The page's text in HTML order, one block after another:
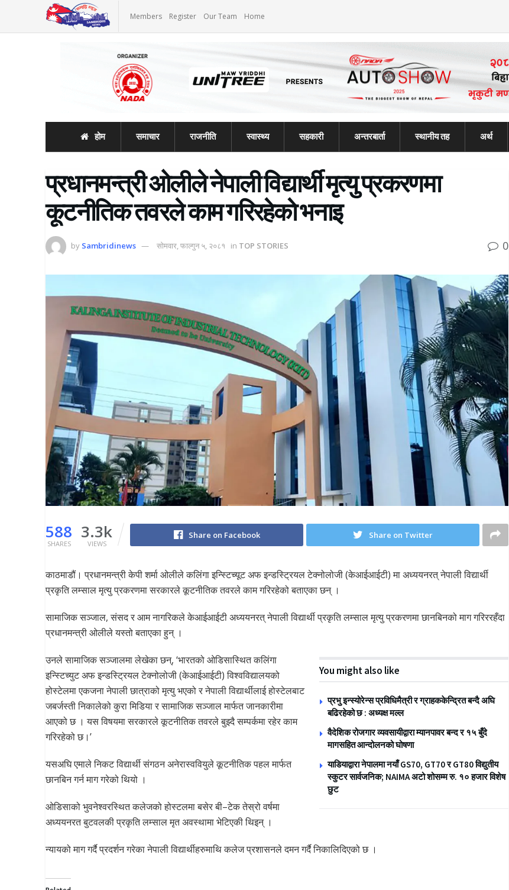
Members Register Our Team Home
होम समाचार राजनीति स्वास्थ्य सहकारी अन्तरबार्ता स्थानीय तह अर्थ
प्रधानमन्त्री ओलीले नेपाली विद्यार्थी मृत्यु प्रकरणमा
कूटनीतिक तवरले काम गरिरहेकाे भनाइ
by Sambridinews सोमवार, फाल्गुन ५, २०८१ in TOP STORIES 0
588
SHARES
3.3k
VIEWS
Share on Facebook Share on Twitter
काठमाडौं। प्रधानमन्त्री केपी शर्मा ओलीले कलिंगा इन्स्टिच्यूट अफ इन्डस्ट्रियल टेक्नोलोजी (केआईआईटी) मा अध्ययनरत् नेपाली विद्यार्थी
प्रकृति लम्साल मृत्यु प्रकरणमा सरकारले कूटनीतिक तवरले काम गरिरहेको बताएका छन् ।
सामाजिक सञ्जाल, संसद र आम नागरिकले केआईआईटी अध्ययनरत् नेपाली विद्यार्थी प्रकृति लम्साल मृत्यु प्रकरणमा छानबिनको माग गरिररहँदा
प्रधानमन्त्री ओलीले यस्तो बताएका हुन् ।
You might also like
प्रभु इन्स्योरेन्स प्रविधिमैत्री र ग्राहककेन्द्रित बन्दै अघि
बढिरहेको छ : अध्यक्ष मल्ल
वैदेशिक रोजगार व्यवसायीद्वारा म्यानपावर बन्द र १५ बुँदे
मागसहित आन्दोलनको घोषणा
याडियाद्वारा नेपालमा नयाँ GS70, GT70 र GT80 विद्युतीय
स्कुटर सार्वजनिक; NAIMA अटो शोसम्म रु. १० हजार विशेष
छुट
उनले सामाजिक सञ्जालमा लेखेका छन्, ‘भारतको ओडिसास्थित कलिंगा
इन्स्टिच्युट अफ इन्डस्ट्रियल टेक्नोलोजी (केआईआईटी) विश्वविद्यालयको
होस्टेलमा एकजना नेपाली छात्राको मृत्यु भएको र नेपाली विद्यार्थीलाई होस्टेलबाट
जबर्जस्ती निकालेको कुरा मिडिया र सामाजिक सञ्जाल मार्फत जानकारीमा
आएको छ । यस विषयमा सरकारले कूटनीतिक तवरले बुझ्दै सम्पर्कमा रहेर काम
गरिरहेको छ।’
यसअघि एमाले निकट विद्यार्थी संगठन अनेरास्ववियुले कूटनीतिक पहल मार्फत
छानबिन गर्न माग गरेको थियो ।
ओडिसाको भुवनेश्वरस्थित कलेजको होस्टलमा बसेर बी–टेक तेस्रो वर्षमा
अध्ययनरत बुटवलकी प्रकृति लम्साल मृत अवस्थामा भेटिएकी थिइन् ।
न्यायको माग गर्दै प्रदर्शन गरेका नेपाली विद्यार्थीहरुमाथि कलेज प्रशासनले दमन गर्दै निकालिदिएको छ ।